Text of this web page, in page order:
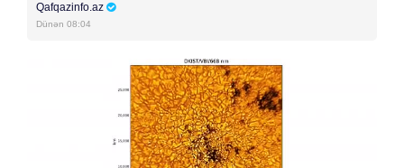
Qafqazinfo.az
Dünən 08:04